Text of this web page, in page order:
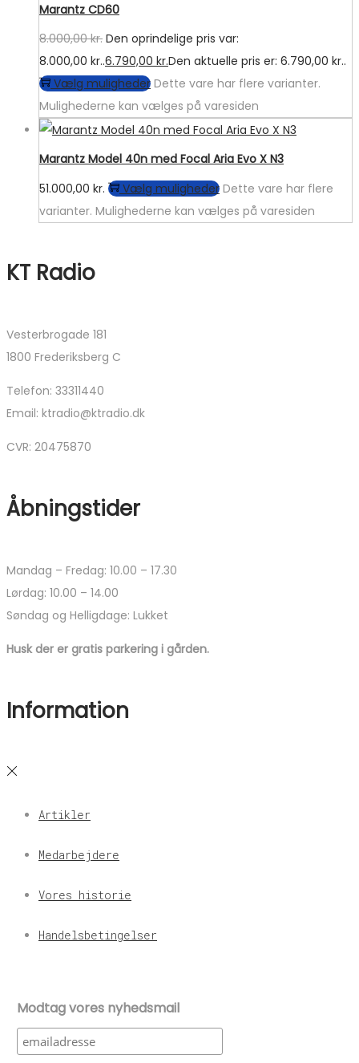
Marantz CD60
8.000,00kr. Den oprindelige pris var:
8.000,00 kr..6.790,00 kr.Den aktuelle pris er: 6.790,00 kr..
Vælg muligheder Dette vare har flere varianter.
Mulighederne kan vælges på varesiden
Marantz Model 40n med Focal Aria Evo X N3
51.000,00 kr. Vælg muligheder Dette vare har flere
varianter. Mulighederne kan vælges på varesiden
KT Radio
Vesterbrogade 181
1800 Frederiksberg C
Telefon: 33311440
Email: ktradio@ktradio.dk
CVR: 20475870
Åbningstider
Mandag – Fredag: 10.00 – 17.30
Lørdag: 10.00 – 14.00
Søndag og Helligdage: Lukket
Husk der er gratis parkering i gården.
Information
Artikler
Medarbejdere
Vores historie
Handelsbetingelser
Modtag vores nyhedsmail